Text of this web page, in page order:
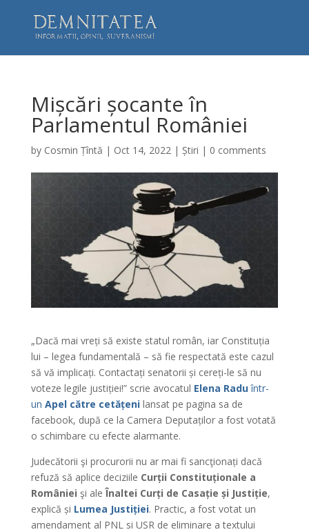
Mișcări șocante în
Parlamentul României
by Cosmin Țîntă | Oct 14, 2022| Știri | 0 comments
„Dacă mai vreți să existe statul român, iar Constituția
lui – legea fundamentală – să fie respectată este cazul
să vă implicați. Contactați senatorii și cereți-le să nu
voteze legile justiției!” scrie avocatul Elena Raduîntr-
un Apel către cetățeni lansat pe pagina sa de
facebook, după ce la Camera Deputaților a fost votată
o schimbare cu efecte alarmante.
Judecătorii şi procurorii nu ar mai fi sancţionați dacă
refuză să aplice deciziile Curții Constituționale a
României şi aleÎnaltei Curți de Casație și Justiție,
explică și Lumea Justiției. Practic, a fost votat un
amendament al PNL si USR de eliminare a textului